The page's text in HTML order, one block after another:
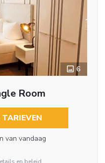
6
Room
van vandaag